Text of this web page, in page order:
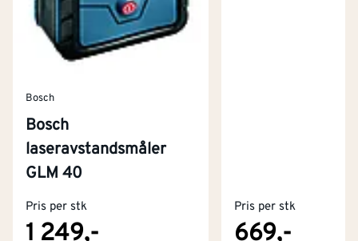
Bosch
Bosch
laseravstandsmåler
GLM 40
Pris per stk
1 249,-
Pris per stk
669,-
Kjøpsbetingelser
Kontakt oss
Tjenester
Om Montér
Byggevarehus og åpningstider